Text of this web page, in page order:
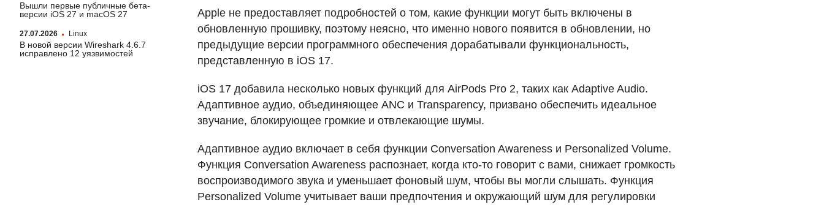
Вышли первые публичные бета-
версии iOS 27 и macOS 27
27.07.2026 Linux
В новой версии Wireshark 4.6.7
исправлено 12 уязвимостей
Apple не предоставляет подробностей о том, какие функции могут быть включены в
обновленную прошивку, поэтому неясно, что именно нового появится в обновлении, но
предыдущие версии программного обеспечения дорабатывали функциональность,
представленную в iOS 17.
iOS 17 добавила несколько новых функций для AirPods Pro 2, таких как Adaptive Audio.
Адаптивное аудио, объединяющее ANC и Transparency, призвано обеспечить идеальное
звучание, блокирующее громкие и отвлекающие шумы.
Адаптивное аудио включает в себя функции Conversation Awareness и Personalized Volume.
Функция Conversation Awareness распознает, когда кто-то говорит с вами, снижает громкость
воспроизводимого звука и уменьшает фоновый шум, чтобы вы могли слышать. Функция
Personalized Volume учитывает ваши предпочтения и окружающий шум для регулировки